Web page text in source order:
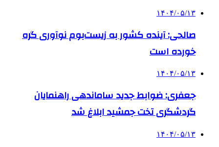
۱۴۰۴/۰۵/۱۳
صالحی: آینده کشور به زیست‌بوم نوآوری گره
خورده است
۱۴۰۴/۰۵/۱۳
جعفری: ضوابط جدید ساماندهی راهنمایان
گردشگری تخت جمشید ابلاغ شد
۱۴۰۴/۰۵/۱۳